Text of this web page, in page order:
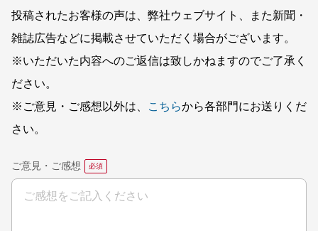
投稿されたお客様の声は、弊社ウェブサイト、また新聞・
雑誌広告などに掲載させていただく場合がございます。
※いただいた内容へのご返信は致しかねますのでご了承く
ださい。
※ご意見・ご感想以外は、
こちらから各部門にお送りくだ
さい。
ご意見・ご感想